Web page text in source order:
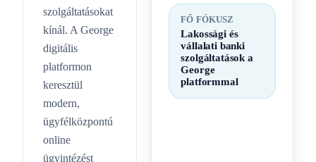
szolgáltatásokat
kínál. A George
digitális
platformon
keresztül
modern,
ügyfélközpontú
online
ügyintézést
FŐ FÓKUSZ
Lakossági és
vállalati banki
szolgáltatások a
George
platformmal